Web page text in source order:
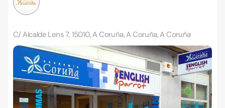
C/ Alcalde Lens 7, 15010, A Coruña, A Coruña, A Coruña